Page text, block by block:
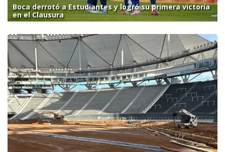
Boca derrotó a Estudiantes y logró su primera victoria
en el Clausura